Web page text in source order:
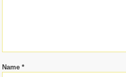
published.
fields
Name *